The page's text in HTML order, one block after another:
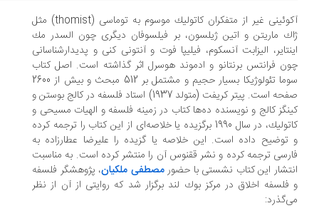
آكوئینی غیر از متفكران كاتولیك موسوم به توماسی (thomist) مثل
ماریتن و اتین ژیلسون، بر فیلسوفان دیگری چون السدر مك
الیزابت آنسكوم، فیلیپا فوت و آنتونی كنی و پدیدارشناسانی
فرانتس برنتانو و ادموند هوسرل اثر گذاشته است. اصل كتاب
سوما تئولوژیكا بسیار حجیم و مشتمل بر 512 مبحث و بیش از 2600
صفحه است. پیتر كریفت (متولد 1937) استاد فلسفه در كالج بوستن و
كالج و نویسنده ده‌ها كتاب در زمینه فلسفه و الهیات مسیحی و
كاتولیك، در سال 1990 برگزیده یا خلاصه‌ای از این كتاب را ترجمه كرده
داده است. این خلاصه یا گزیده را علیرضا عطارزاده به
ترجمه كرده و نشر ققنوس آن را منتشر كرده است. به مناسبت
این كتاب نشستی با حضور مصطفی ملكیان ، پژوهشگر فلسفه
اخلاق در مركز بوك لند برگزار شد كه روایتی از آن از نظر